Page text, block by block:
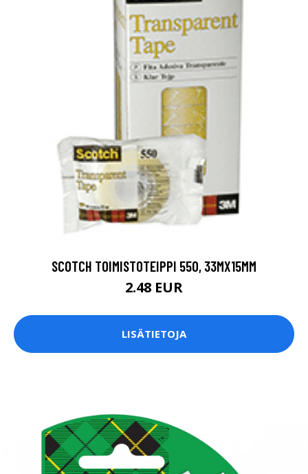
SCOTCH TOIMISTOTEIPPI 550, 33MX15MM
2.48 EUR
LISÄTIETOJA